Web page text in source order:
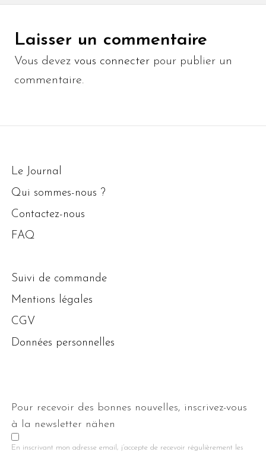
Laisser un commentaire
Vous devez vous connecter pour publier un
commentaire.
Le Journal
Qui sommes-nous ?
Contactez-nous
FAQ
Suivi de commande
Mentions légales
CGV
Données personnelles
Pour recevoir des bonnes nouvelles, inscrivez-vous
à la newsletter nähen
En inscrivant mon adresse email, j’accepte de recevoir régulièrement les